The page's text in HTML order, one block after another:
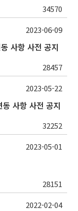
34570
사항 사전 공지
28457
2023-06-09
사항 사전 공지
32252
2023-05-22
28151
2023-05-01
2022-02-04